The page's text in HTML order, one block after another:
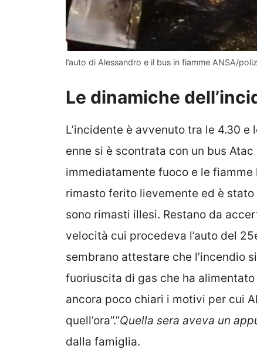
l’auto di Alessandro e il bus in fiamme ANSA/
Le dinamiche
L’incidente è avvenuto tra le 4.30
enne si è scontrata con un bus
immediatamente fuoco e le fiamme
rimasto ferito lievemente ed è
sono rimasti illesi. Restano da
velocità cui procedeva l’auto del
sembrano attestare che l’incendio
fuoriuscita di gas che ha
ancora poco chiari i motivi per cui
quell’ora”.”Quella sera aveva un
dalla famiglia.